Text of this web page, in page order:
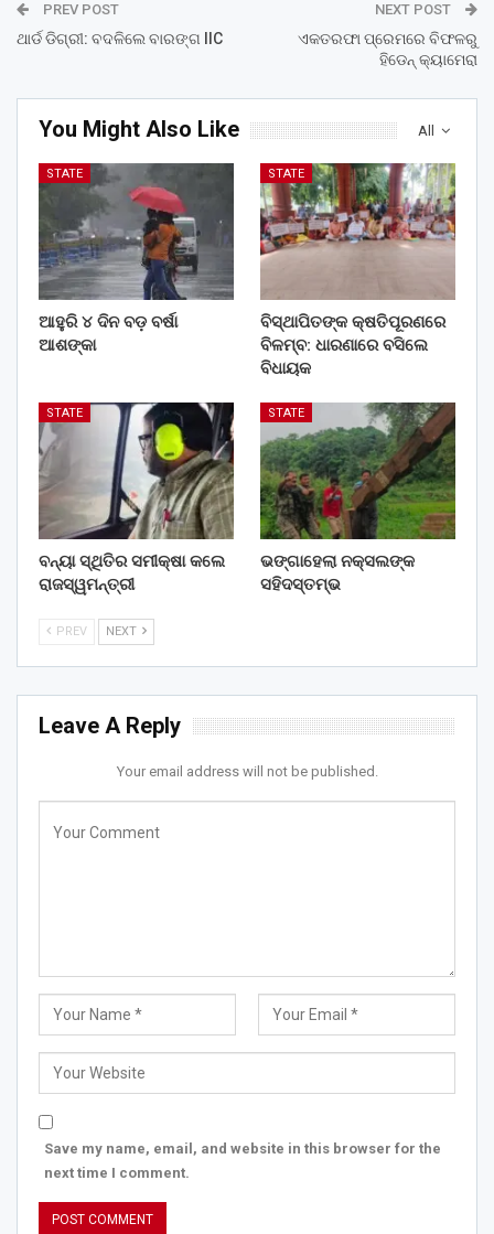
PREV POST
ଥାର୍ଡ ଡିଗ୍ରୀ: ବଦଳିଲେ ବାରଙ୍ଗ IIC
NEXT POST
ଏକତରଫା ପ୍ରେମରେ ବିଫଳରୁ
ହିଡେନ୍ କ୍ୟାମେରା
All
You Might Also Like
STATE
ଆହୁରି ୪ ଦିନ ବଡ଼ ବର୍ଷା
ଆଶଙ୍କା
STATE
ବିସ୍ଥାପିତଙ୍କ କ୍ଷତିପୂରଣରେ
ବିଳମ୍ବ: ଧାରଣାରେ ବସିଲେ
ବିଧାୟକ
STATE
ବନ୍ୟା ସ୍ଥିତିର ସମୀକ୍ଷା କଲେ
ରାଜସ୍ୱମନ୍ତ୍ରୀ
STATE
ଭଙ୍ଗାହେଲା ନକ୍ସଲଙ୍କ
ସହିଦସ୍ତମ୍ଭ
PREV NEXT
Leave A Reply
Your email address will not be published.
Save my name, email, and website in this browser for the
next time I comment.